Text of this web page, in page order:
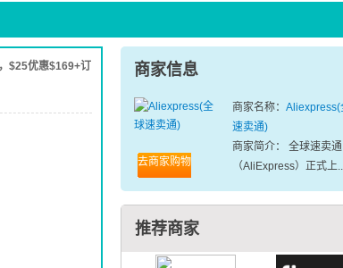
$25优惠$169+订
商家信息
去商家购物
商家名称： Aliexpress(
速卖通)
商家简介： 全球速卖通
（AliExpress）正式上
推荐商家